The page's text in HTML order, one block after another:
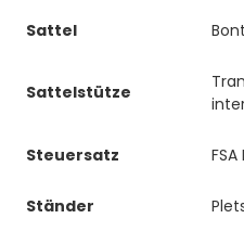
Sattel
Sattelstütze
Steuersatz
Ständer